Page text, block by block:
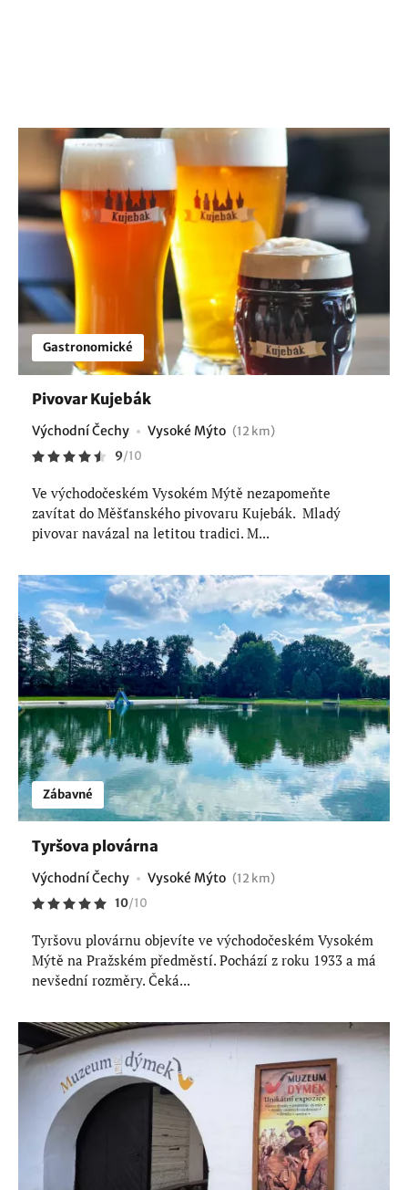
Gastronomické
Pivovar Kujebák
Východní Čechy Vysoké Mýto (12 km)
9/10
Ve východočeském Vysokém Mýtě nezapomeňte
zavítat do Měšťanského pivovaru Kujebák. Mladý
pivovar navázal na letitou tradici. M...
Zábavné
Tyršova plovárna
Východní Čechy Vysoké Mýto (12 km)
10/10
Tyršovu plovárnu objevíte ve východočeském Vysokém
Mýtě na Pražském předměstí. Pochází z roku 1933 a má
nevšední rozměry. Čeká...